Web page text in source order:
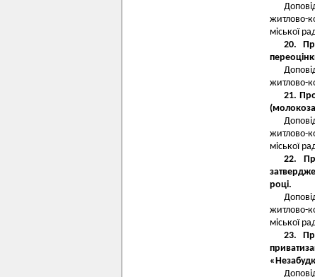
житлово-
міської
20.
житлово-
21.
житлово-
міської
22.
році.
житлово-
міської
23.